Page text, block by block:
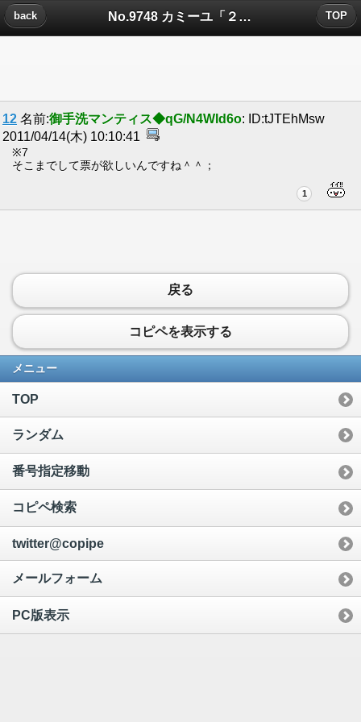
No.9748 カミーユ「２ちゃんねるを遊びにしているゆとりにはわかるまい！」についたコメント
back TOP
12 名前:御手洗マンティス◆qG/N4WId6o: ID:tJTEhMsw
2011/04/14(木) 10:10:41
※7
そこまでして票が欲しいんですね＾＾；
1
戻る
コピペを表示する
メニュー
TOP
ランダム
番号指定移動
コピペ検索
twitter@copipe
メールフォーム
PC版表示